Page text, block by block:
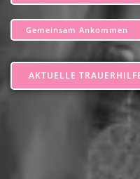
Gemeinsam Ankommen
AKTUELLE